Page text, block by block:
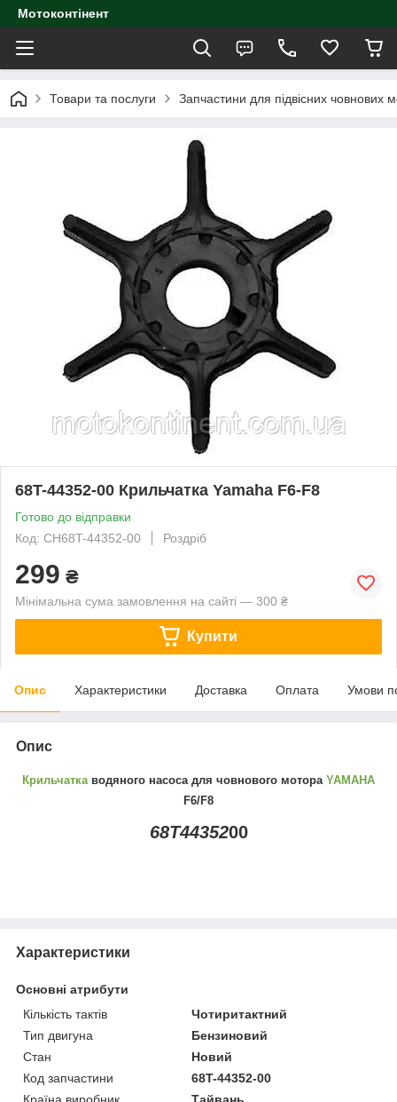
Мотоконтінент
Товари та послуги Запчастини для підвісних човнових
68T-44352-00 Крильчатка Yamaha F6-F8
Готово до відправки
Код: CH68T-44352-00
Роздріб
299 ₴
Мінімальна сума замовлення на сайті — 300 ₴
Купити
Опис Характеристики Доставка Оплата Умови
Опис
Крильчатка водяного насоса для човнового мотора YAMAHA
F6/F8
68T4435200
Характеристики
Основні атрибути
Кількість тактів
Чотиритактний
Тип двигуна
Бензиновий
Стан
Новий
Код запчастини
68T-44352-00
Країна виробник
Тайвань